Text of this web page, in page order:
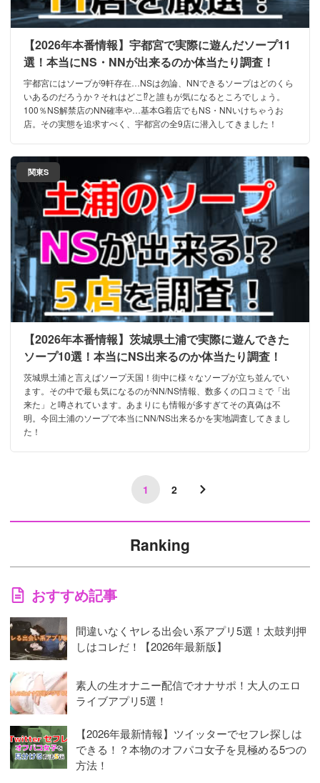
【2026年本番情報】宇都宮で実際に遊んだソープ11
選！本当にNS・NNが出来るのか体当たり調査！
宇都宮にはソープが9軒存在…NSは勿論、NNできるソープはどのくら
いあるのだろうか？それはどこ⁉と誰もが気になるところでしょう。
100％NS解禁店のNN確率や…基本G着店でもNS・NNいけちゃうお
店。その実態を追求すべく、宇都宮の全9店に潜入してきました！
関東S
【2026年本番情報】茨城県土浦で実際に遊んできた
ソープ10選！本当にNS出来るのか体当たり調査！
茨城県土浦と言えばソープ天国！街中に様々なソープが立ち並んでい
ます。その中で最も気になるのがNN/NS情報、数多くの口コミで「出
来た」と噂されています。あまりにも情報が多すぎてその真偽は不
明。今回土浦のソープで本当にNN/NS出来るかを実地調査してきまし
た！
1 2
Ranking
おすすめ記事
間違いなくヤレる出会い系アプリ5選！太鼓判押
しはコレだ！【2026年最新版】
素人の生オナニー配信でオナサポ！大人のエロ
ライブアプリ5選！
【2026年最新情報】ツイッターでセフレ探しは
できる！？本物のオフパコ女子を見極める5つの
方法！